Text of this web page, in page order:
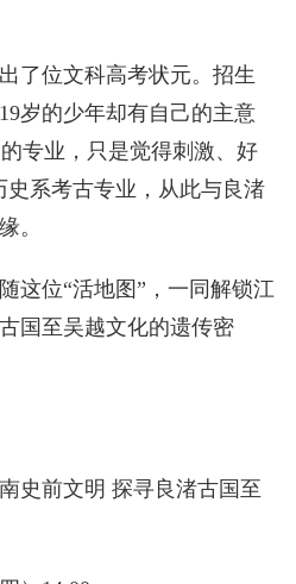
了位文科高考状元。招生
岁的少年却有自己的主意
专业，只是觉得刺激、好
史系考古专业，从此与良渚
。
这位“活地图”，一同解锁江
国至吴越文化的遗传密
史前文明 探寻良渚古国至